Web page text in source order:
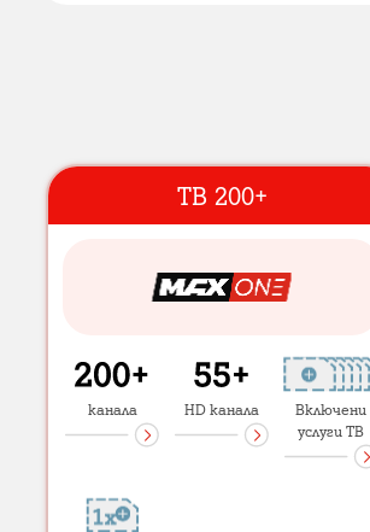
ТВ 200+
канала HD канала
Включени
услуги ТВ